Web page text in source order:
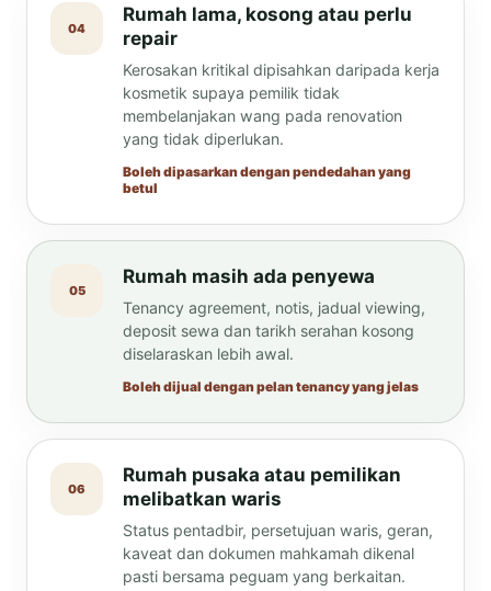
04
Rumah lama, kosong atau perlu
repair
Kerosakan kritikal dipisahkan daripada kerja
kosmetik supaya pemilik tidak
membelanjakan wang pada renovation
yang tidak diperlukan.
Boleh dipasarkan dengan pendedahan yang
betul
05
Rumah masih ada penyewa
Tenancy agreement, notis, jadual viewing,
deposit sewa dan tarikh serahan kosong
diselaraskan lebih awal.
Boleh dijual dengan pelan tenancy yang jelas
06
Rumah pusaka atau pemilikan
melibatkan waris
Status pentadbir, persetujuan waris, geran,
kaveat dan dokumen mahkamah dikenal
pasti bersama peguam yang berkaitan.